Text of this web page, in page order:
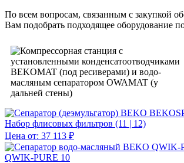
По всем вопросам, связанным с закупкой
Вам подобрать подходящее оборудование
Набор флисовых фильтров (11 | 12)
Цена от: 37 113 ₽
QWIK-PURE 10